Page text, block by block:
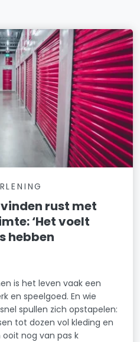
rust met
‘Het voelt
hebben
is het leven vaak een
en speelgoed. En wie
spullen zich opstapelen:
tot dozen vol kleding en
nog van pas k